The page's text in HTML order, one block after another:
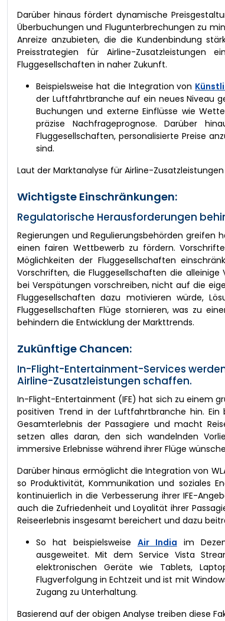
Darüber hinaus fördert dynamische
Überbuchungen und Flugunterbrechungen zu
Anreize anzubieten, die die Kundenbindung
Preisstrategien für Airline-
Fluggesellschaften in naher Zukunft.
Beispielsweise hat die Integration von
der Luftfahrtbranche auf ein neues Niveau
Buchungen und externe Einflüsse wie
präzise Nachfrageprognose. Darüber
Fluggesellschaften, personalisierte Preise
sind.
Laut der Marktanalyse für Airline-
Wichtigste Einschränkungen:
Regulatorische Herausforderungen
Regierungen und Regulierungsbehörden
einen fairen Wettbewerb zu fördern.
Möglichkeiten der Fluggesellschaften
Vorschriften, die Fluggesellschaften die
bei Verspätungen vorschreiben, nicht auf die
Fluggesellschaften dazu motivieren würde,
Fluggesellschaften Flüge stornieren, was zu
behindern die Entwicklung der Markttrends.
Zukünftige Chancen:
In-Flight-Entertainment-Services
Airline-Zusatzleistungen schaffen.
In-Flight-Entertainment (IFE) hat sich zu einem
positiven Trend in der Luftfahrtbranche hin.
Gesamterlebnis der Passagiere und macht
setzen alles daran, den sich wandelnden
immersive Erlebnisse während ihrer Flüge
Darüber hinaus ermöglicht die Integration von
so Produktivität, Kommunikation und soziales
kontinuierlich in die Verbesserung ihrer IFE-
auch die Zufriedenheit und Loyalität ihrer
Reiseerlebnis insgesamt bereichert und dazu
So hat beispielsweise Air India im
ausgeweitet. Mit dem Service Vista
elektronischen Geräte wie Tablets,
Flugverfolgung in Echtzeit und ist mit
Zugang zu Unterhaltung.
Basierend auf der obigen Analyse treiben diese